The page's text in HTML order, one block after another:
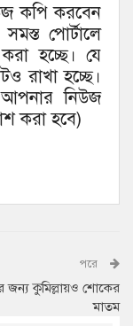
কপি করবেন
পোর্টালে
হচ্ছে। যে
রাখা হচ্ছে।
নিউজ
করা হবে)
পরে
জন্য কুমিল্লায়ও শোকের
মাতম